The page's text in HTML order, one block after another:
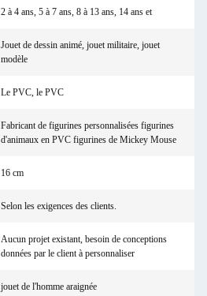
2 à 4 ans, 5 à 7 ans, 8 à 13 ans, 14 ans et
Jouet de dessin animé, jouet militaire, jouet
modèle
Le PVC, le PVC
Fabricant de figurines personnalisées figurines
d'animaux en PVC figurines de Mickey Mouse
16 cm
Selon les exigences des clients.
Aucun projet existant, besoin de conceptions
données par le client à personnaliser
jouet de l'homme araignée